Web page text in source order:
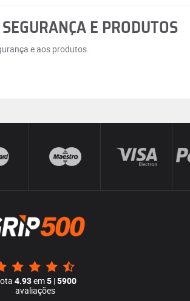
SEGURANÇA E PRODUTOS
e aos produtos.
4.93em5|5900
avaliações